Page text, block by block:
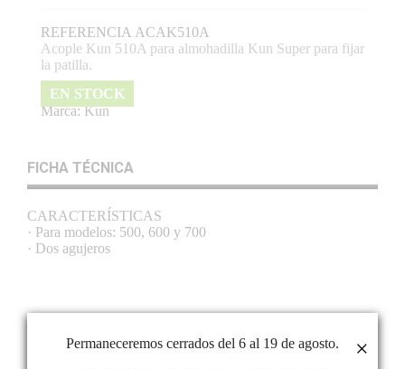
REFERENCIA ACAK510A
Acople Kun 510A para almohadilla Kun Super para fijar
la patilla.
EN STOCK
Marca:Kun
FICHA TÉCNICA
CARACTERÍSTICAS
· Para modelos: 500, 600 y 700
· Dos agujeros
PRODUCTOS RELACIONADOS
Permaneceremos cerrados del 6 al 19 de agosto. ×